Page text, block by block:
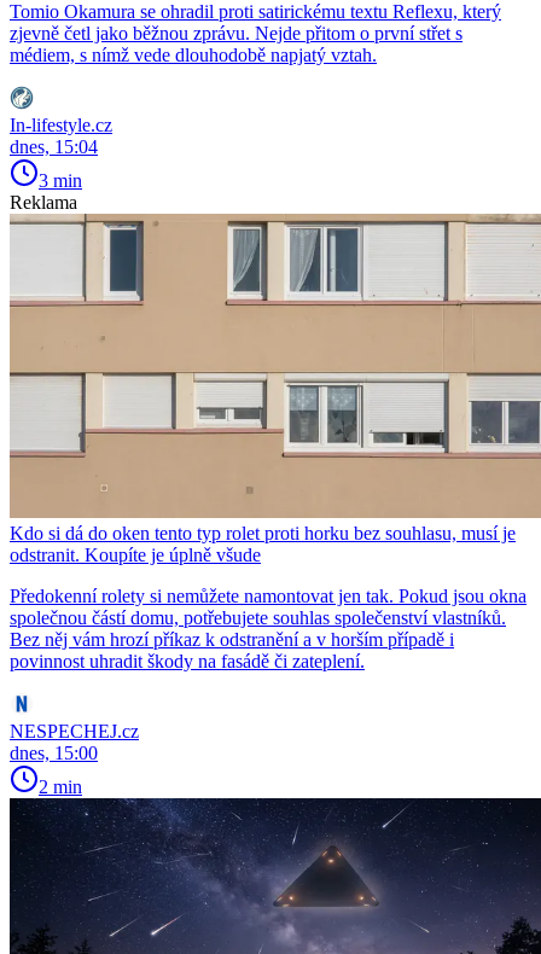
Tomio Okamura se ohradil proti satirickému textu Reflexu, který
zjevně četl jako běžnou zprávu. Nejde přitom o první střet s
médiem, s nímž vede dlouhodobě napjatý vztah.
In-lifestyle.cz
dnes, 15:04
3 min
Reklama
Kdo si dá do oken tento typ rolet proti horku bez souhlasu, musí je
odstranit. Koupíte je úplně všude
Předokenní rolety si nemůžete namontovat jen tak. Pokud jsou okna
společnou částí domu, potřebujete souhlas společenství vlastníků.
Bez něj vám hrozí příkaz k odstranění a v horším případě i
povinnost uhradit škody na fasádě či zateplení.
NESPECHEJ.cz
dnes, 15:00
2 min